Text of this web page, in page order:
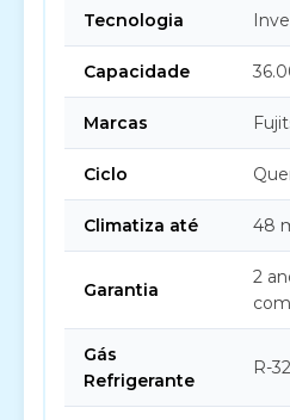
Tecnologia
Capacidade
Marcas
Ciclo
Climatiza até 48
Garantia
2
Gás
Refrigerante
R-32